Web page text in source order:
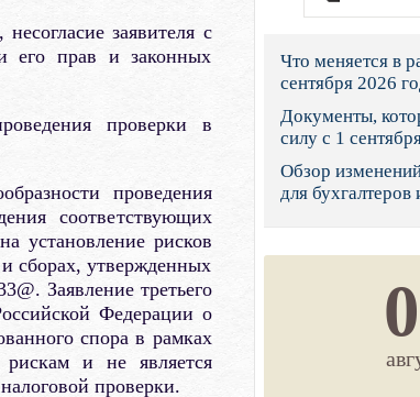
Суд общей юрисдикции
Федеральная налоговая
Фонд социального
заявителя с
его прав и законных
проверки в
проведения
соответствующих
установление рисков
сборах, утвержденных
Заявление третьего
Федерации о
спора в рамках
и не является
проверки.
Что меняется в
сентября 2026
Документы,
силу с 1
Обзор
для бухгалтеров